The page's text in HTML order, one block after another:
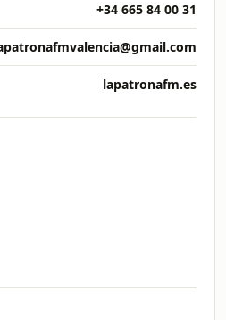
+34 665 84 00 31
lapatronafm.es